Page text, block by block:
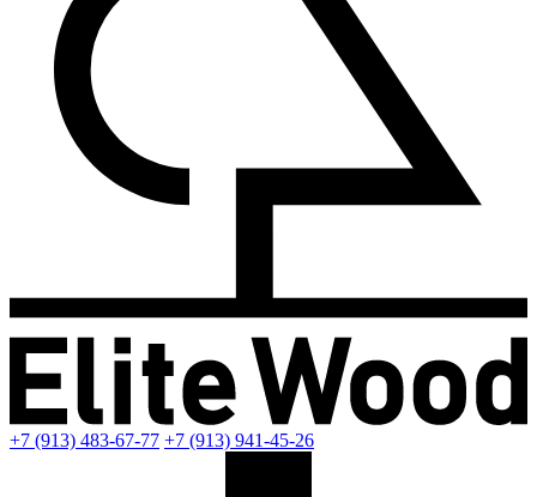
+7 (913) 483-67-77 +7 (913) 941-45-26